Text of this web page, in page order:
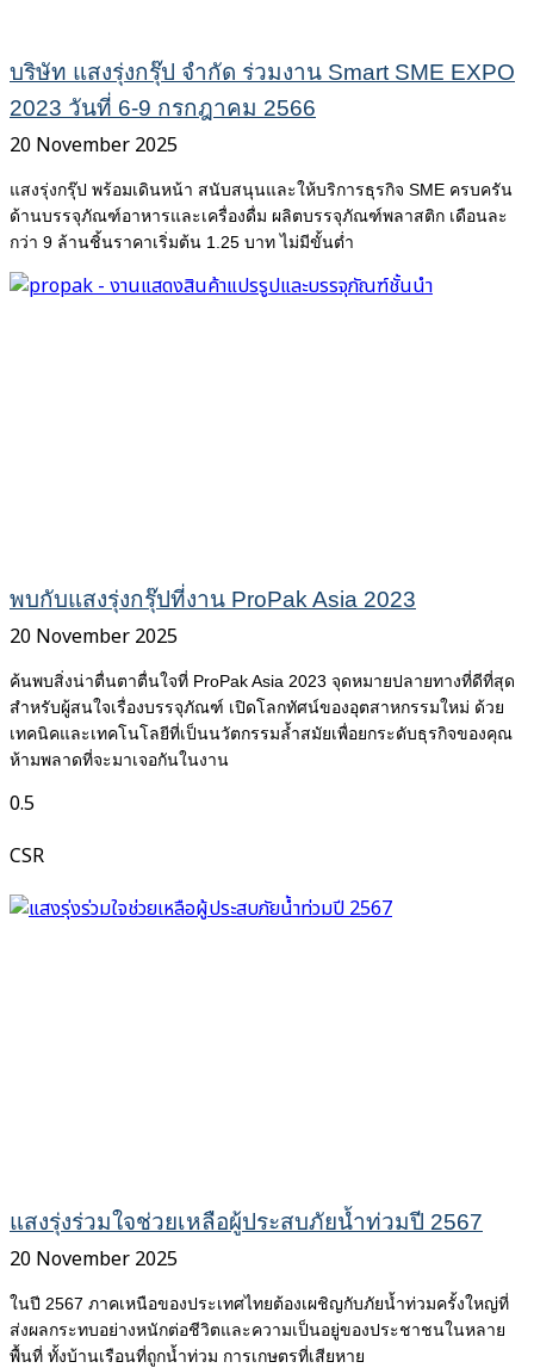
บริษัท แสงรุ่งกรุ๊ป จำกัด ร่วมงาน Smart SME EXPO
2023 วันที่ 6-9 กรกฎาคม 2566
20 November 2025
แสงรุ่งกรุ๊ป พร้อมเดินหน้า สนับสนุนและให้บริการธุรกิจ SME ครบครัน
ด้านบรรจุภัณฑ์อาหารและเครื่องดื่ม ผลิตบรรจุภัณฑ์พลาสติก เดือนละ
กว่า 9 ล้านชิ้นราคาเริ่มต้น 1.25 บาท ไม่มีขั้นต่ำ
พบกับแสงรุ่งกรุ๊ปที่งาน ProPak Asia 2023
20 November 2025
ค้นพบสิ่งน่าตื่นตาตื่นใจที่ ProPak Asia 2023 จุดหมายปลายทางที่ดีที่สุด
สำหรับผู้สนใจเรื่องบรรจุภัณฑ์ เปิดโลกทัศน์ของอุตสาหกรรมใหม่ ด้วย
เทคนิคและเทคโนโลยีที่เป็นนวัตกรรมล้ำสมัยเพื่อยกระดับธุรกิจของคุณ
ห้ามพลาดที่จะมาเจอกันในงาน
CSR
แสงรุ่งร่วมใจช่วยเหลือผู้ประสบภัยน้ำท่วมปี 2567
20 November 2025
ในปี 2567 ภาคเหนือของประเทศไทยต้องเผชิญกับภัยน้ำท่วมครั้งใหญ่ที่
ส่งผลกระทบอย่างหนักต่อชีวิตและความเป็นอยู่ของประชาชนในหลาย
พื้นที่ ทั้งบ้านเรือนที่ถูกน้ำท่วม การเกษตรที่เสียหาย